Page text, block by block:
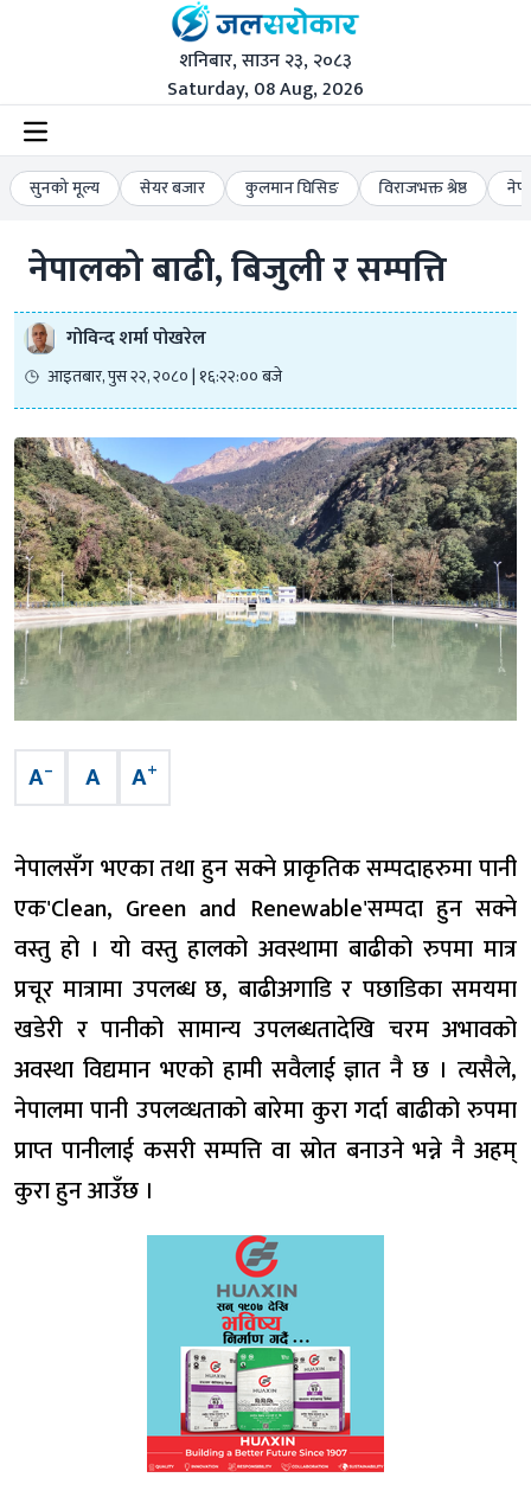
शनिबार, साउन २३, २०८३
Saturday, 08 Aug, 2026
सुनको मूल्य सेयर बजार कुलमान घिसिङ विराजभक्त श्रेष्ठ
नेपालको बाढी, बिजुली र सम्पत्ति
गोविन्द शर्मा पोखरेल
आइतबार, पुस २२, २०८० | १६:२२:०० बजे
A– A A+
नेपालसँग भएका तथा हुन सक्ने प्राकृतिक सम्पदाहरुमा पानी
एक'Clean, Green and Renewable'सम्पदा हुन सक्ने
वस्तु हो । यो वस्तु हालको अवस्थामा बाढीको रुपमा मात्र
प्रचूर मात्रामा उपलब्ध छ, बाढीअगाडि र पछाडिका समयमा
खडेरी र पानीको सामान्य उपलब्धतादेखि चरम अभावको
अवस्था विद्यमान भएको हामी सवैलाई ज्ञात नै छ । त्यसैले,
नेपालमा पानी उपलव्धताको बारेमा कुरा गर्दा बाढीको रुपमा
प्राप्त पानीलाई कसरी सम्पत्ति वा स्रोत बनाउने भन्ने नै अहम्
कुरा हुन आउँछ ।